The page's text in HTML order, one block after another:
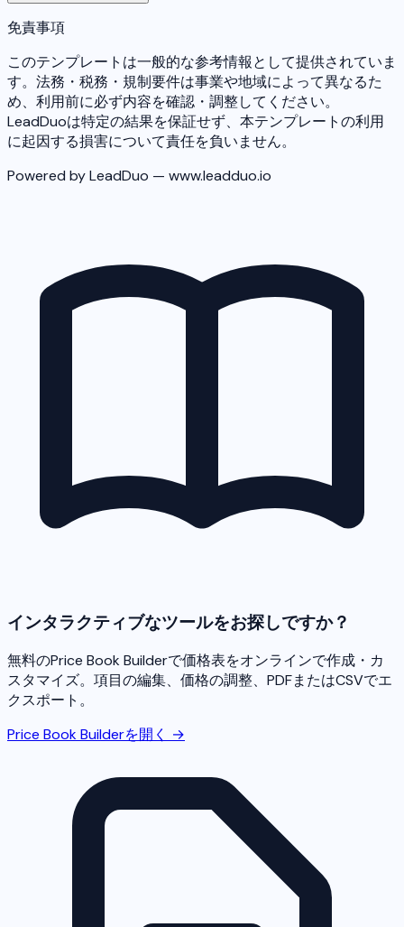
免責事項
このテンプレートは一般的な参考情報として提供されていま
す。法務・税務・規制要件は事業や地域によって異なるた
め、利用前に必ず内容を確認・調整してください。
LeadDuoは特定の結果を保証せず、本テンプレートの利用
に起因する損害について責任を負いません。
Powered by LeadDuo — www.leadduo.io
インタラクティブなツールをお探しですか？
無料のPrice Book Builderで価格表をオンラインで作成・カ
スタマイズ。項目の編集、価格の調整、PDFまたはCSVでエ
クスポート。
Price Book Builderを開く →